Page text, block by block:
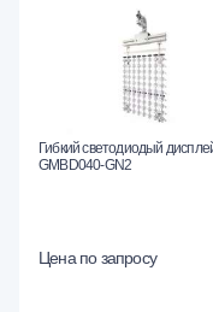
Гибкий светодиодый
GMBD040-GN2
Цена по запросу